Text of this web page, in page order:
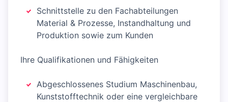
Schnittstelle zu den Fachabteilungen
Material & Prozesse, Instandhaltung und
Produktion sowie zum Kunden
Ihre Qualifikationen und Fähigkeiten
Abgeschlossenes Studium Maschinenbau,
Kunststofftechnik oder eine vergleichbare